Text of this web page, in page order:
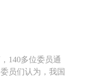
140多位委员通
员们认为，我国